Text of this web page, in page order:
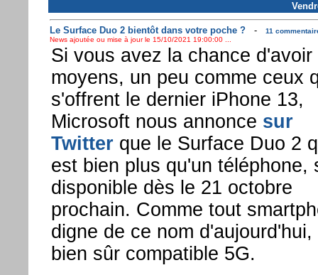
Le Surface Duo 2 bientôt dans votre poche ?-
11
News ajoutée ou mise à jour le 15/10/2021 19:00:00 ...
Si vous avez la chance d'avoir
moyens, un peu comme ceux
s'offrent le dernier iPhone 13,
Microsoft nous annonce sur
Twitter que le Surface Duo 2
est bien plus qu'un téléphone,
disponible dès le 21 octobre
prochain. Comme tout
digne de ce nom d'aujourd'hui,
bien sûr compatible 5G.